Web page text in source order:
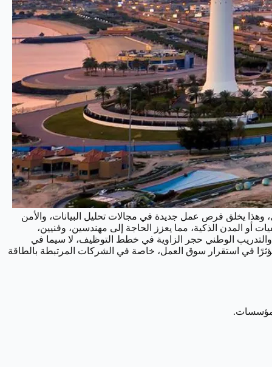
وهذا يخلق فرص عمل جديدة في مجالات تحليل البيانات، والأمن
أو المدن الذكية، مما يعزز الحاجة إلى مهندسين، وفنيين،
الوطني حجر الزاوية في خطط التوظيف، لا سيما في
مؤثرًا في استقرار سوق العمل، خاصة في الشركات المرتبطة بالطاقة